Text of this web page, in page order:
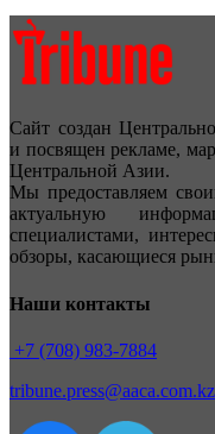
Сайт создан
и посвящен рекламе,
Центральной Азии.
Мы предоставляем
актуальную
специалистами,
обзоры, касающиеся
Наши контакты
+7 (708) 983-7884
tribune.press@aaca.com.kz